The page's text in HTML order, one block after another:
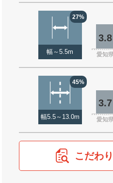
27%
幅～5.5m
3.8
愛知
45%
幅5.5～13.0m
3.7
愛知
こだわ